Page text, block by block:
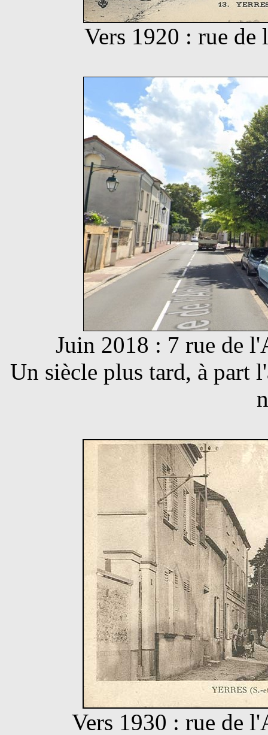
Vers 1920 : rue
Juin 2018 : 7 rue de
Un siècle plus tard, à part
Vers 1930 : rue de